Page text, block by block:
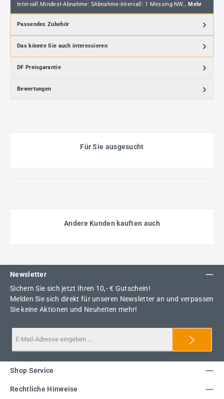
Intervall.Mindest-Abnahme: 5Abnahme-Intervall: 1 Messing NW…Mehr
Passendes Zubehör
Das könnte Sie auch interessieren
DF Preisgarantie
Bewertungen
Für Sie ausgesucht
Andere Kunden kauften auch
Newsletter
Sichern Sie sich jetzt Ihren 10,- € Gutschein!
Melden Sie sich direkt für unseren Newsletter an und verpassen
Sie keine Aktionen und Neuheiten mehr!
Shop Service
Rechtliche Hinweise